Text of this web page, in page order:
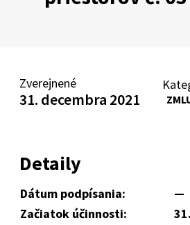
Zverejnené
31. decembra 2021
Detaily
Dátum podpísania:
—
Začiatok účinnosti: